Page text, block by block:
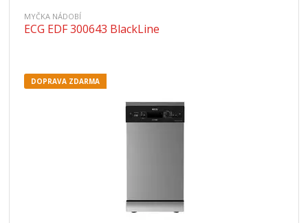
MYČKA NÁDOBÍ
ECG EDF 300643 BlackLine
DOPRAVA ZDARMA